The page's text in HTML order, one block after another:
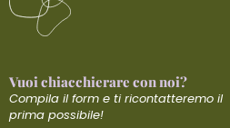
Vuoi chiacchierare con noi?
Compila il form e ti ricontatteremo il
prima possibile!